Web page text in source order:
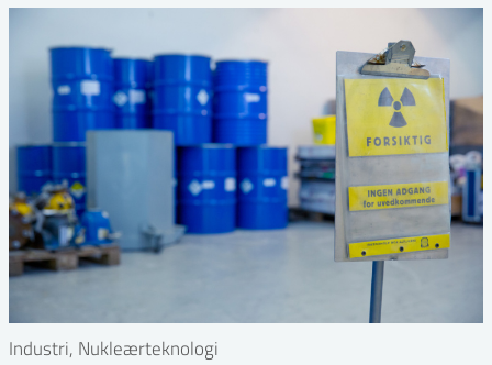
Industri, Nukleærteknologi